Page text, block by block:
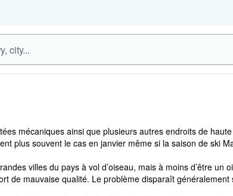
mécaniques ainsi que plusieurs autres endroits de
plus souvent le cas en janvier même si la saison de ski
villes du pays à vol d’oiseau, mais à moins d’être
de mauvaise qualité. Le problème disparaît généralement